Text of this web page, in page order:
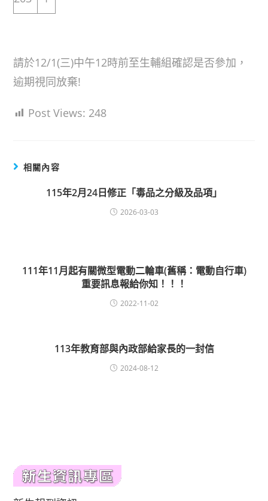
請於12/1(三)中午12時前至生輔組確認是否參加，
逾期視同放棄!
Post Views: 248
相關內容
115年2月24日修正「毒品之分級及品項」
2026-03-03
111年11月起有關微型電動二輪車(舊稱：電動自行車)
重要訊息報給你知！！！
2022-11-02
113年教育部與內政部給家長的一封信
2024-08-12